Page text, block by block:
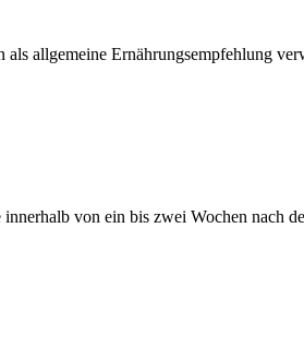
allgemeine Ernährungsempfehlung
von ein bis zwei Wochen nach